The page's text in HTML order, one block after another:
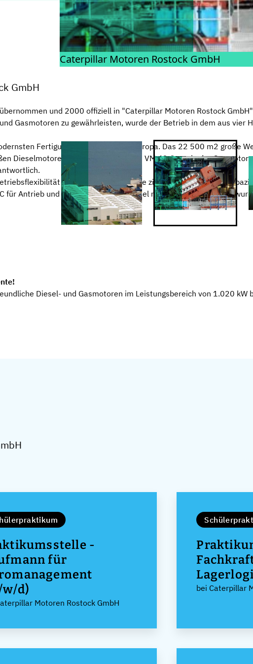
© CATERPILLAR MOTOREN ROSTOCK GMBH Caterpillar Motoren Rostock GmbH
GmbH
und 2000 offiziell in "Caterpillar Motoren Rostock
Gasmotoren zu gewährleisten, wurde der Betrieb in dem aus vier
Fertigungseinrichtungen in Europa. Das 22 500 m2 große
Dieselmotoren VM 32 C, M 43 C und VM 43 C sowie der
seiner Motorprüfstände ziehen. Die
für Antrieb und Stromaggregate von Kiel nach Rostock verlagert
Diesel- und Gasmotoren im Leistungsbereich von 1.020 kW
-
für
d)
Motoren Rostock GmbH
bei Caterpillar